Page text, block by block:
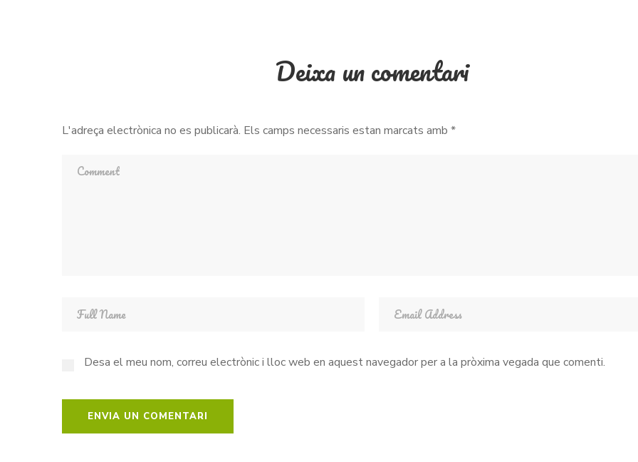
Deixa un comentari
L'adreça electrònica no es publicarà. Els camps necessaris estan marcats amb *
Desa el meu nom, correu electrònic i lloc web en aquest navegador per a la pròxima vegada que comenti.